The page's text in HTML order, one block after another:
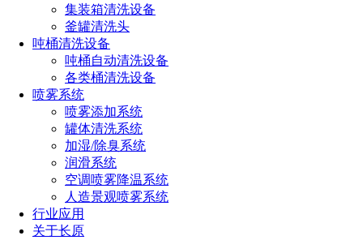
集装箱清洗设备
釜罐清洗头
吨桶清洗设备
吨桶自动清洗设备
各类桶清洗设备
喷雾系统
喷雾添加系统
罐体清洗系统
加湿/除臭系统
润滑系统
空调喷雾降温系统
人造景观喷雾系统
行业应用
关于长原